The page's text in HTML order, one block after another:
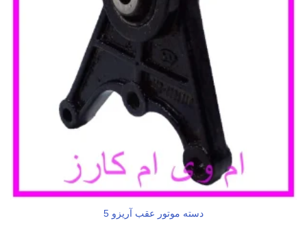
دسته موتور عقب آریزو 5